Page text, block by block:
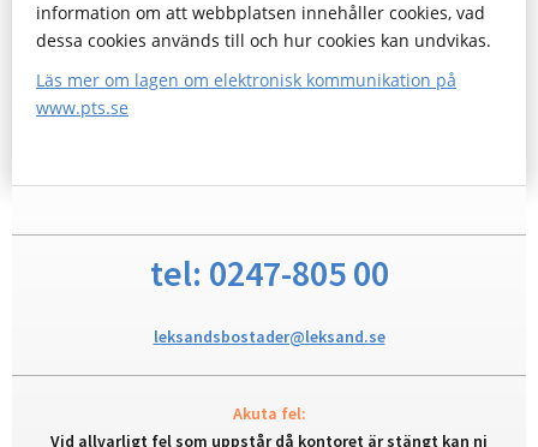
information om att webbplatsen innehåller cookies, vad
dessa cookies används till och hur cookies kan undvikas.
Läs mer om lagen om elektronisk kommunikation på
www.pts.se
tel: 0247-805 00
leksandsbostader@leksand.se
Akuta fel:
Vid allvarligt fel som uppstår då kontoret är stängt kan ni